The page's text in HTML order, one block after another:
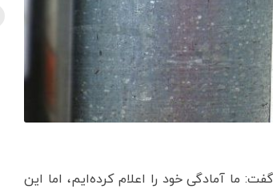
ما آمادگی خود را اعلام کرده‌ایم، اما این